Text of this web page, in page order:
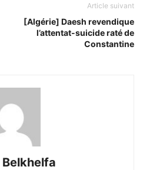
Article suivant
[Algérie] Daesh revendique
l’attentat-suicide raté de
Constantine